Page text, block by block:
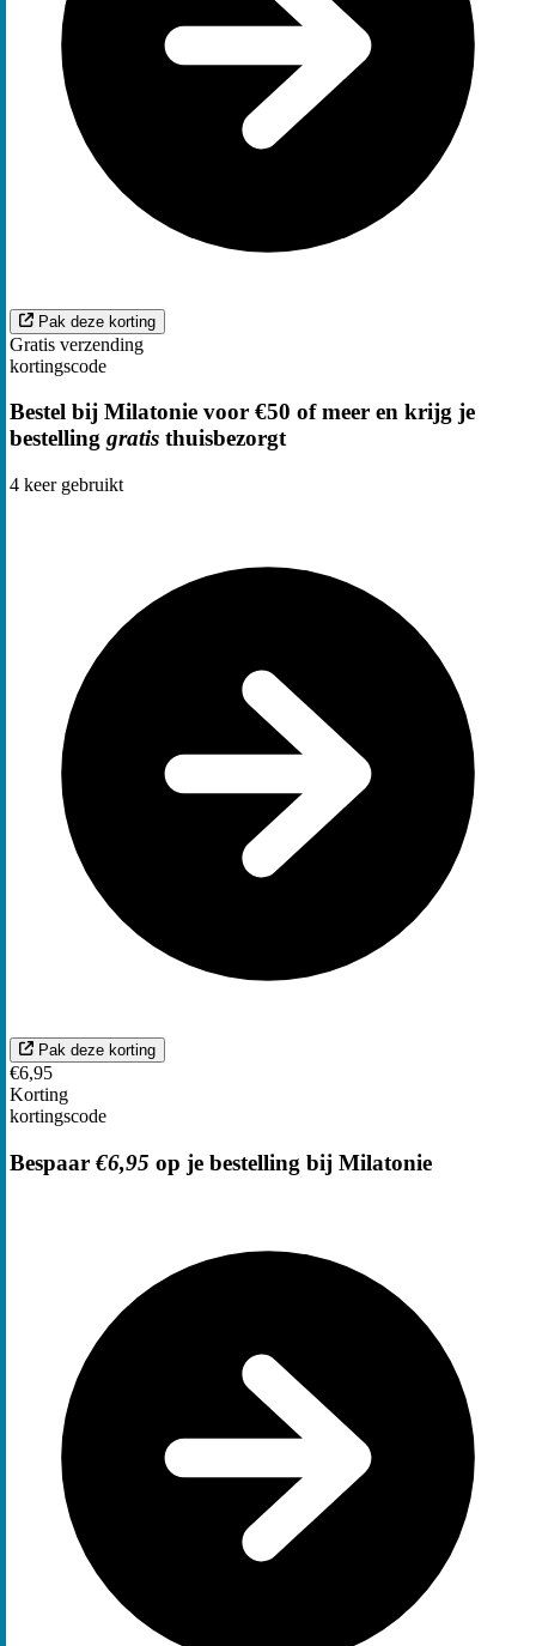
Pak deze korting
Gratis verzending
kortingscode
Bestel bij Milatonie voor €50 of meer en krijg je
bestelling gratis thuisbezorgt
4 keer gebruikt
Pak deze korting
€6,95
Korting
kortingscode
Bespaar €6,95 op je bestelling bij Milatonie